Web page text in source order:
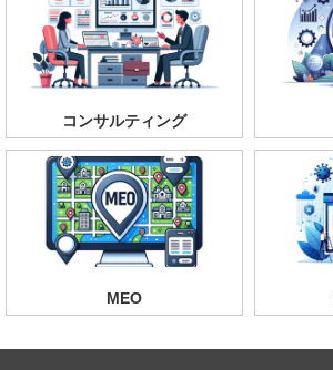
コンサルティング
MEO